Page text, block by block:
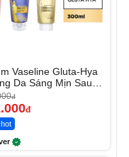
Vaseline Gluta-Hya
Da Sáng Mịn Sau 7
đ
đ
hot